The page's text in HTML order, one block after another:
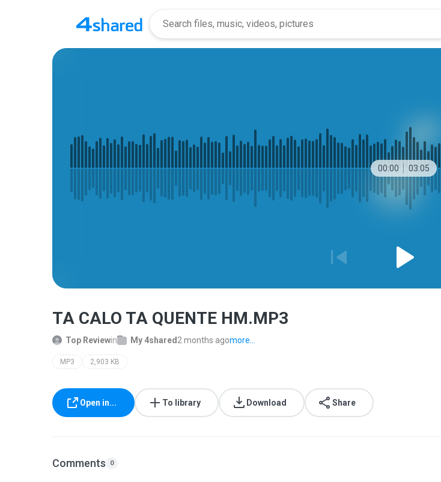
00:00 03:05
TA CALO TA QUENTE HM.MP3
Top Reviewin My 4shared 2 months agomore...
MP3 2,903 KB
Open in... To library Download Share
Comments 0